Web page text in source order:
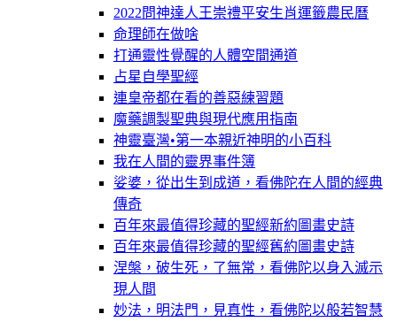
2022問神達人王崇禮平安生肖運籤農民曆
命理師在做啥
打通靈性覺醒的人體空間通道
占星自學聖經
連皇帝都在看的善惡練習題
魔藥調製聖典與現代應用指南
神靈臺灣•第一本親近神明的小百科
我在人間的靈界事件簿
娑婆，從出生到成道，看佛陀在人間的經典
傳奇
百年來最值得珍藏的聖經新約圖畫史詩
百年來最值得珍藏的聖經舊約圖畫史詩
涅槃，破生死，了無常，看佛陀以身入滅示
現人間
妙法，明法門，見真性，看佛陀以般若智慧